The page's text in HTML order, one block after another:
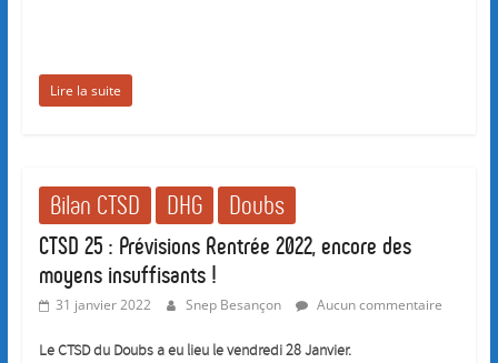
Lire la suite
Bilan CTSD DHG Doubs
CTSD 25 : Prévisions Rentrée 2022, encore des
moyens insuffisants !
31 janvier 2022 Snep Besançon Aucun commentaire
Le CTSD du Doubs a eu lieu le vendredi 28 Janvier.